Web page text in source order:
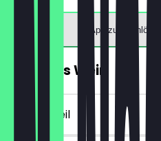
App zum
2für1 Glas Wein
~€ 5 Vorteil